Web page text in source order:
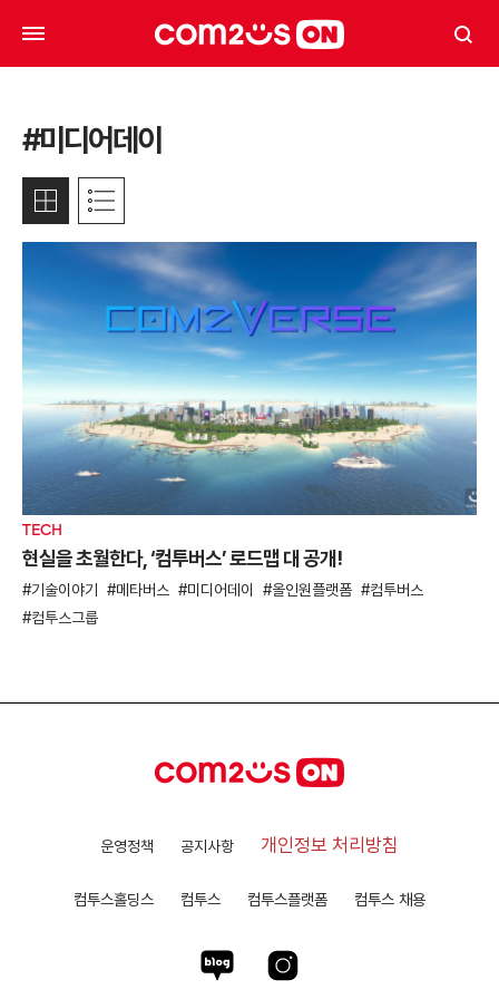
#미디어데이
TECH
현실을 초월한다, ‘컴투버스’ 로드맵 대 공개!
기술이야기 메타버스 미디어데이 올인원플랫폼
컴투버스
컴투스그룹
운영정책 공지사항 개인정보 처리방침
컴투스홀딩스 컴투스 컴투스플랫폼 컴투스 채용